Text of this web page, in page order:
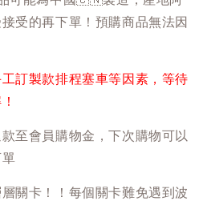
受的再下單！預購商品無法因
訂製款排程塞車等因素，等待
至會員購物金，下次購物可以
關卡！！每個關卡難免遇到波